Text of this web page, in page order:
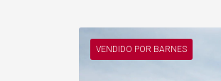
VENDIDO POR BARNES